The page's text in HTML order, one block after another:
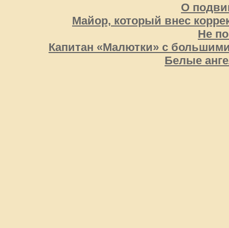
О
Майор, который внес
Не
Капитан «Малютки» с
Белые